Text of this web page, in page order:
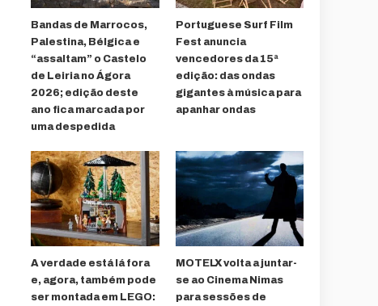
Bandas de Marrocos,
Palestina, Bélgica e
“assaltam” o Castelo
de Leiria no Ágora
2026; edição deste
ano fica marcada por
uma despedida
Portuguese Surf Film
Fest anuncia
vencedores da 15ª
edição: das ondas
gigantes à música para
apanhar ondas
A verdade está lá fora
e, agora, também pode
ser montada em LEGO:
MOTELX volta a juntar-
se ao Cinema Nimas
para sessões de